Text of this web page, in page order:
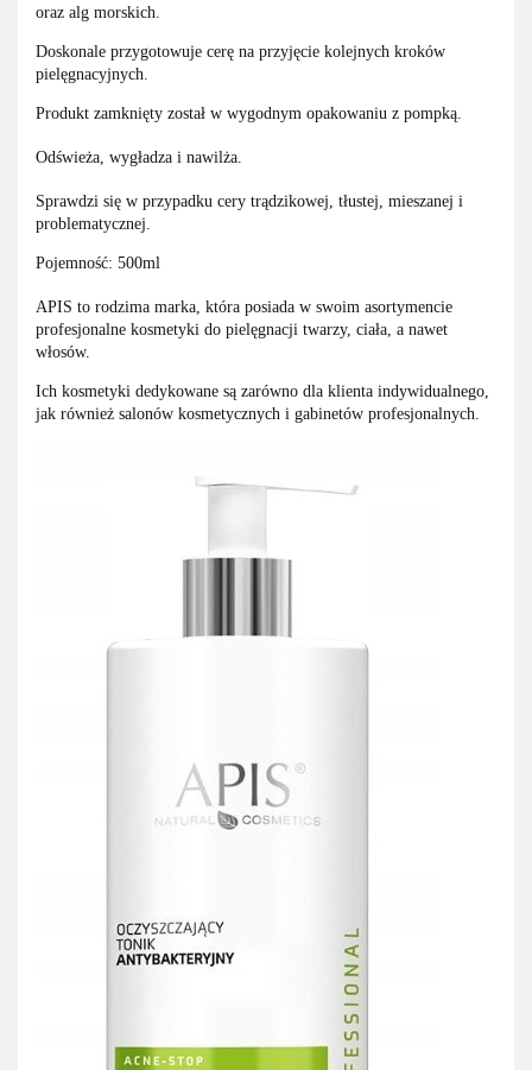
oraz alg morskich.
Doskonale przygotowuje cerę na przyjęcie kolejnych kroków
pielęgnacyjnych.
Produkt zamknięty został w wygodnym opakowaniu z pompką.
Odświeża, wygładza i nawilża.
Sprawdzi się w przypadku cery trądzikowej, tłustej, mieszanej i
problematycznej.
Pojemność: 500ml
APIS to rodzima marka, która posiada w swoim asortymencie
profesjonalne kosmetyki do pielęgnacji twarzy, ciała, a nawet
włosów.
Ich kosmetyki dedykowane są zarówno dla klienta indywidualnego,
jak również salonów kosmetycznych i gabinetów profesjonalnych.